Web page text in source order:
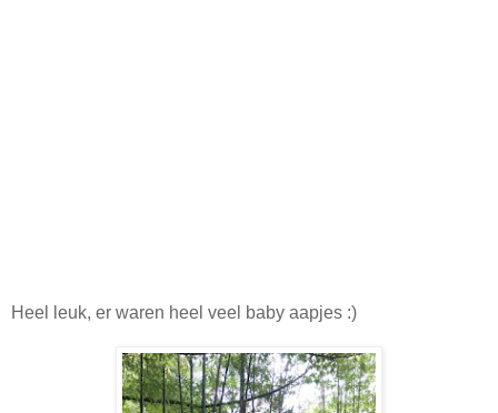
Heel leuk, er waren heel veel baby aapjes :)